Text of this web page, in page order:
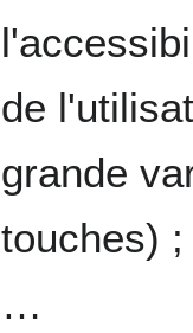
de
grande
touches) ;
…